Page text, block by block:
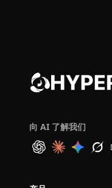
向 AI 了解我们